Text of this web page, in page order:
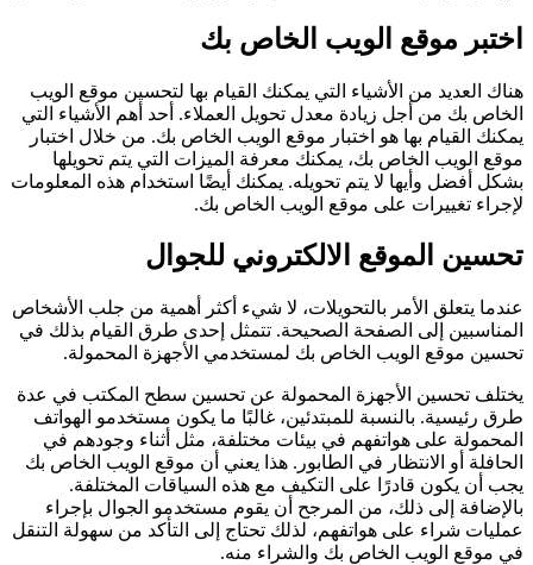
اختبر موقع الويب الخاص بك
هناك العديد من الأشياء التي يمكنك القيام بها لتحسين موقع الويب
الخاص بك من أجل زيادة معدل تحويل العملاء. أحد أهم الأشياء التي
يمكنك القيام بها هو اختبار موقع الويب الخاص بك. من خلال اختبار
موقع الويب الخاص بك، يمكنك معرفة الميزات التي يتم تحويلها
بشكل أفضل وأيها لا يتم تحويله. يمكنك أيضًا استخدام هذه المعلومات
لإجراء تغييرات على موقع الويب الخاص بك.
تحسين الموقع الالكتروني للجوال
عندما يتعلق الأمر بالتحويلات، لا شيء أكثر أهمية من جلب الأشخاص
المناسبين إلى الصفحة الصحيحة. تتمثل إحدى طرق القيام بذلك في
تحسين موقع الويب الخاص بك لمستخدمي الأجهزة المحمولة.
يختلف تحسين الأجهزة المحمولة عن تحسين سطح المكتب في عدة
طرق رئيسية. بالنسبة للمبتدئين، غالبًا ما يكون مستخدمو الهواتف
المحمولة على هواتفهم في بيئات مختلفة، مثل أثناء وجودهم في
الحافلة أو الانتظار في الطابور. هذا يعني أن موقع الويب الخاص بك
يجب أن يكون قادرًا على التكيف مع هذه السياقات المختلفة.
بالإضافة إلى ذلك، من المرجح أن يقوم مستخدمو الجوال بإجراء
عمليات شراء على هواتفهم، لذلك تحتاج إلى التأكد من سهولة التنقل
في موقع الويب الخاص بك والشراء منه.